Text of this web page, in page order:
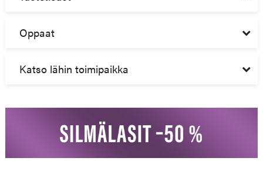
Oppaat
Katso lähin toimipaikka